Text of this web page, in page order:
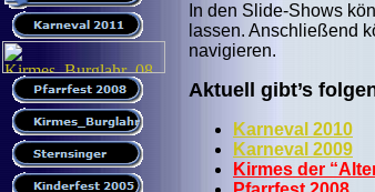
In den Slide-Shows
lassen. Anschließend
navigieren.
Aktuell gibt’s
Karneval 2010
Karneval 2009
Kirmes der